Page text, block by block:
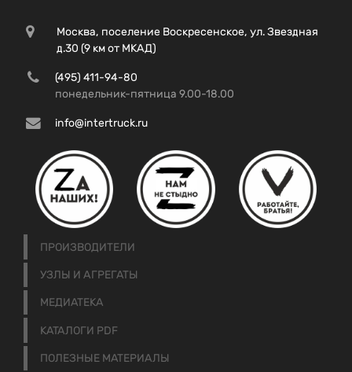
Москва, поселение Воскресенское, ул. Звездная
д.30 (9 км от МКАД)
(495) 411-94-80
понедельник-пятница 9.00-18.00
info@intertruck.ru
ПРОИЗВОДИТЕЛИ
УЗЛЫ И АГРЕГАТЫ
МЕДИАТЕКА
КАТАЛОГИ PDF
ПОЛЕЗНЫЕ МАТЕРИАЛЫ